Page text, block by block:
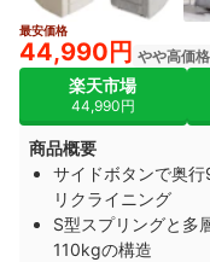
最安価格
44,990円 やや高価格
楽天市場
44,990円
商品概要
サイドボタンで奥
リクライニング
S型スプリングと多
110kgの構造